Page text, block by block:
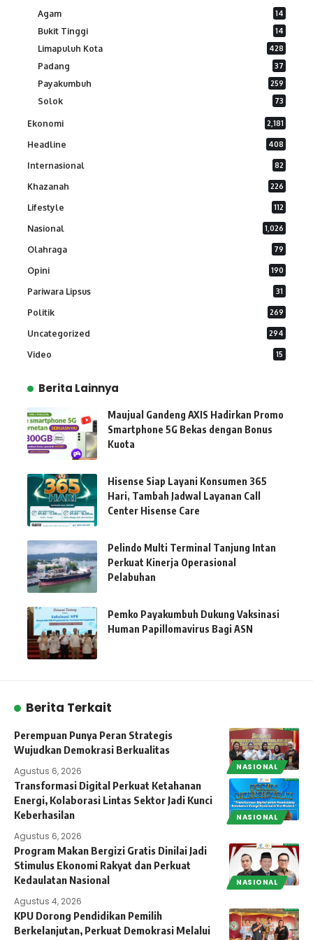
Agam 14
Bukit Tinggi 14
Limapuluh Kota 428
Padang 37
Payakumbuh 259
Solok 73
Ekonomi 2,181
Headline 408
Internasional 82
Khazanah 226
Lifestyle 112
Nasional 1,026
Olahraga 79
Opini 190
Pariwara Lipsus 31
Politik 269
Uncategorized 294
Video 15
Berita Lainnya
Maujual Gandeng AXIS Hadirkan Promo
Smartphone 5G Bekas dengan Bonus
Kuota
Hisense Siap Layani Konsumen 365
Hari, Tambah Jadwal Layanan Call
Center Hisense Care
Pelindo Multi Terminal Tanjung Intan
Perkuat Kinerja Operasional
Pelabuhan
Pemko Payakumbuh Dukung Vaksinasi
Human Papillomavirus Bagi ASN
Berita Terkait
NASIONAL
Perempuan Punya Peran Strategis
Wujudkan Demokrasi Berkualitas
Agustus 6, 2026
NASIONAL
Transformasi Digital Perkuat Ketahanan
Energi, Kolaborasi Lintas Sektor Jadi Kunci
Keberhasilan
Agustus 6, 2026
NASIONAL
Program Makan Bergizi Gratis Dinilai Jadi
Stimulus Ekonomi Rakyat dan Perkuat
Kedaulatan Nasional
Agustus 4, 2026
KPU Dorong Pendidikan Pemilih
Berkelanjutan, Perkuat Demokrasi Melalui